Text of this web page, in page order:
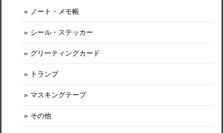
ノート・メモ帳
シール・ステッカー
グリーティングカード
トランプ
マスキングテープ
その他